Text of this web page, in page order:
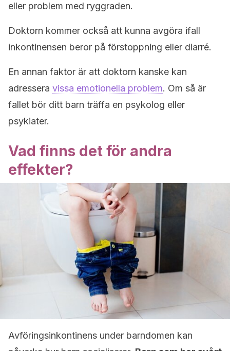
eller problem med ryggraden.
Doktorn kommer också att kunna avgöra ifall
inkontinensen beror på förstoppning eller diarré.
En annan faktor är att doktorn kanske kan
adressera vissa emotionella problem. Om så är
fallet bör ditt barn träffa en psykolog eller
psykiater.
Vad finns det för andra
effekter?
Avföringsinkontinens under barndomen kan